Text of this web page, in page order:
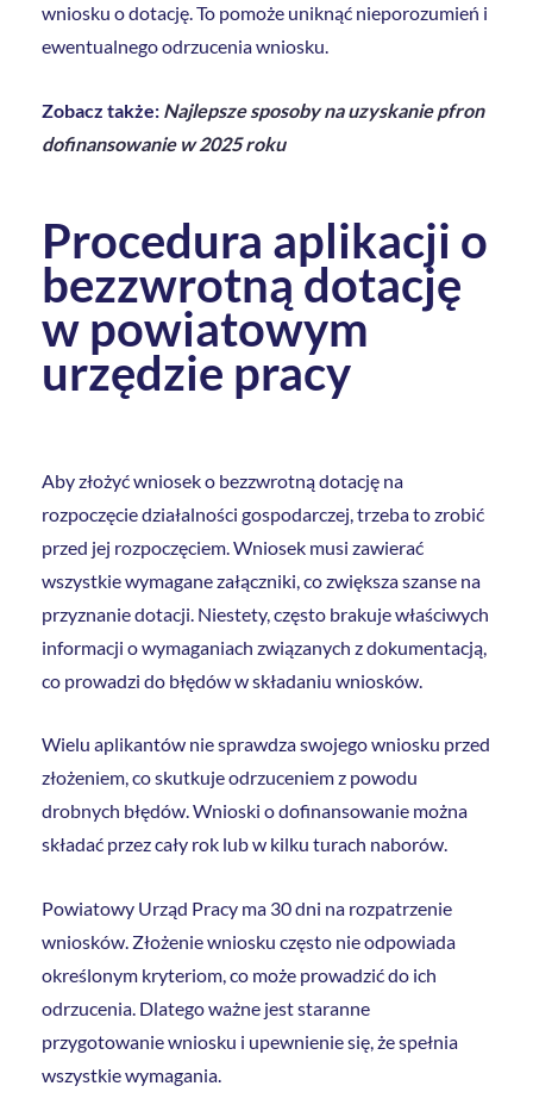
wniosku o dotację. To pomoże uniknąć nieporozumień i
ewentualnego odrzucenia wniosku.
Zobacz także: Najlepsze sposoby na uzyskanie pfron
dofinansowanie w 2025 roku
Procedura aplikacji o
bezzwrotną dotację
w powiatowym
urzędzie pracy
Aby złożyć wniosek o bezzwrotną dotację na
rozpoczęcie działalności gospodarczej, trzeba to zrobić
przed jej rozpoczęciem. Wniosek musi zawierać
wszystkie wymagane załączniki, co zwiększa szanse na
przyznanie dotacji. Niestety, często brakuje właściwych
informacji o wymaganiach związanych z dokumentacją,
co prowadzi do błędów w składaniu wniosków.
Wielu aplikantów nie sprawdza swojego wniosku przed
złożeniem, co skutkuje odrzuceniem z powodu
drobnych błędów. Wnioski o dofinansowanie można
składać przez cały rok lub w kilku turach naborów.
Powiatowy Urząd Pracy ma 30 dni na rozpatrzenie
wniosków. Złożenie wniosku często nie odpowiada
określonym kryteriom, co może prowadzić do ich
odrzucenia. Dlatego ważne jest staranne
przygotowanie wniosku i upewnienie się, że spełnia
wszystkie wymagania.